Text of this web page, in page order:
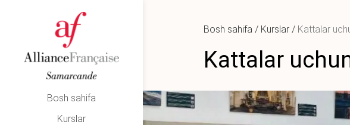
Bosh sahifa
Kurslar
Bosh sahifa / Kurslar / Kattalar
Kattalar